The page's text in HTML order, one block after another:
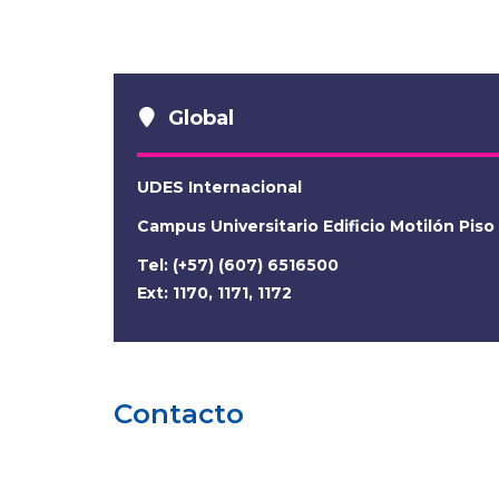
Global
UDES Internacional
Campus Universitario Edificio Motilón Piso
Tel: (+57) (607) 6516500
Ext: 1170, 1171, 1172
Contacto